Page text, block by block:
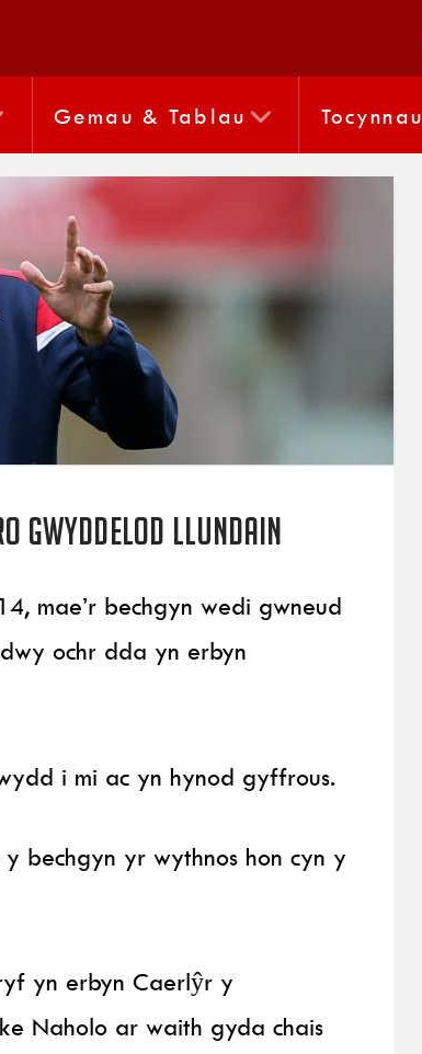
Gemau & Tablau Tocynnau
Gwyddelod Llundain
mae’r bechgyn wedi gwneud
ochr dda yn erbyn
i mi ac yn hynod gyffrous.
bechgyn yr wythnos hon cyn y
yn erbyn Caerlŷr y
Naholo ar waith gyda chais